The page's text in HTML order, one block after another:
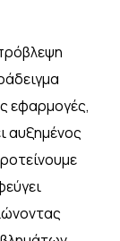
εφαρμογές,
αυξημένος